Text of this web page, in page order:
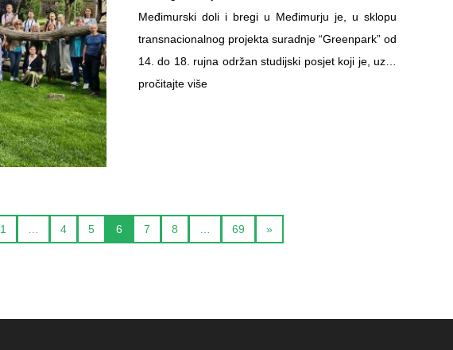
Međimurski doli i bregi u Međimurju je, u sklopu
transnacionalnog projekta suradnje “Greenpark” od
14. do 18. rujna održan studijski posjet koji je, uz…
pročitajte više
1 4 5 6 7 8 69 »